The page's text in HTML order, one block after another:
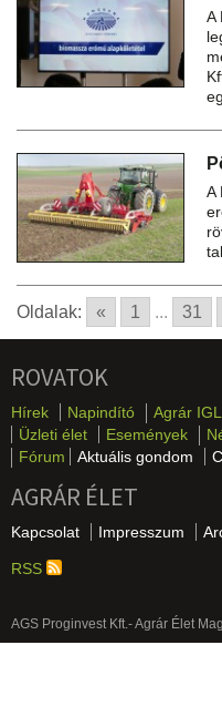
A
A
Oldalak: « 1 ... 31
ROVATOK
Hírek Napindító Agrár IGL
Üzleti élet
Események
Fórum
Aktuális gondom
AGRÁR ÉLET
Kapcsolat Impresszum
RSS
AGS Proginvest Kft.- Agrár Élet